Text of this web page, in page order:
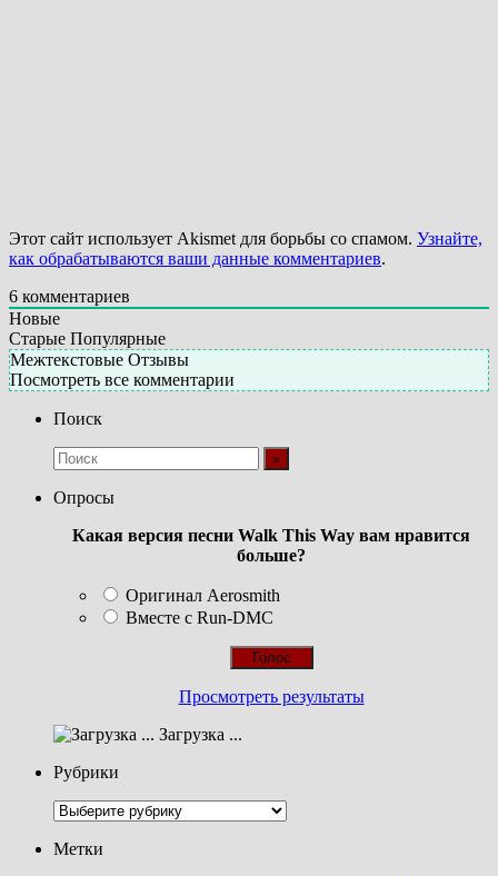
Этот сайт использует Akismet для борьбы со спамом. Узнайте,
как обрабатываются ваши данные комментариев.
6 комментариев
Новые
Старые Популярные
Межтекстовые Отзывы
Посмотреть все комментарии
Поиск
Опросы
Какая версия песни Walk This Way вам нравится
больше?
Оригинал Aerosmith
Вместе с Run-DMC
Просмотреть результаты
Загрузка ...
Рубрики
Рубрики
Метки